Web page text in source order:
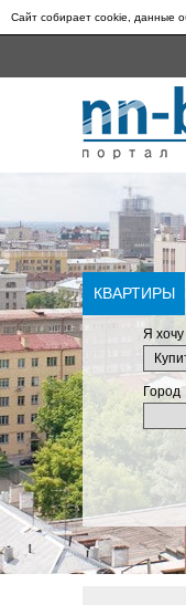
Сайт собирает cookie, данные
КВАРТИРЫ
Я хочу
Город